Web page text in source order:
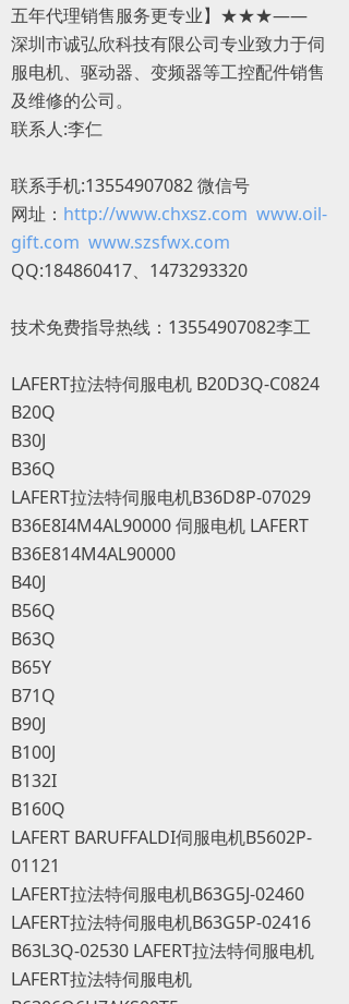
五年代理销售服务更专业】★★★——
深圳市诚弘欣科技有限公司专业致力于伺
服电机、驱动器、变频器等工控配件销售
及维修的公司。
联系人:李仁
联系手机:13554907082 微信号
网址： http://www.chxsz.com www.oil-
gift.com www.szsfwx.com
QQ:184860417、1473293320
技术免费指导热线：13554907082李工
LAFERT拉法特伺服电机 B20D3Q-C0824
B20Q
B30J
B36Q
LAFERT拉法特伺服电机B36D8P-07029
B36E8I4M4AL90000 伺服电机 LAFERT
B36E814M4AL90000
B40J
B56Q
B63Q
B65Y
B71Q
B90J
B100J
B132I
B160Q
LAFERT BARUFFALDI伺服电机B5602P-
01121
LAFERT拉法特伺服电机B63G5J-02460
LAFERT拉法特伺服电机B63G5P-02416
B63L3Q-02530 LAFERT拉法特伺服电机
LAFERT拉法特伺服电机